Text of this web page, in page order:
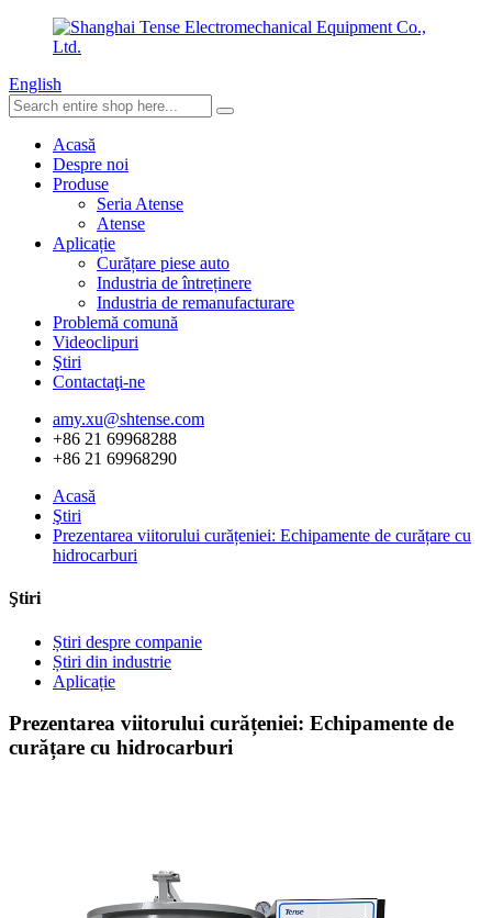
English
Acasă
Despre noi
Produse
Seria Atense
Atense
Aplicație
Curățare piese auto
Industria de întreținere
Industria de remanufacturare
Problemă comună
Videoclipuri
Ştiri
Contactaţi-ne
amy.xu@shtense.com
+86 21 69968288
+86 21 69968290
Acasă
Ştiri
Prezentarea viitorului curățeniei: Echipamente de curățare cu
hidrocarburi
Ştiri
Știri despre companie
Știri din industrie
Aplicație
Prezentarea viitorului curățeniei: Echipamente de
curățare cu hidrocarburi